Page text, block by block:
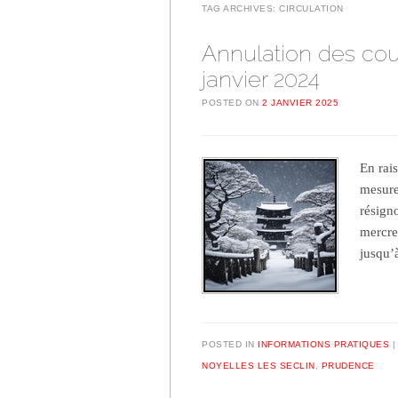
TAG ARCHIVES: CIRCULATION
Annulation des
janvier 2024
POSTED ON 2 JANVIER 2025
En
POSTED IN INFORMATIONS PRATIQUES
NOYELLES LES SECLIN PRUDENCE